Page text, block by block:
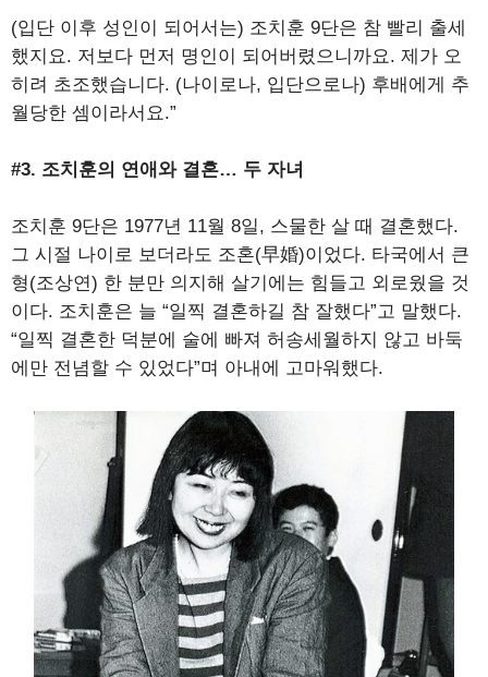
(입단 이후 성인이 되어서는) 조치훈 9단은 참 빨리 출세
했지요. 저보다 먼저 명인이 되어버렸으니까요. 제가 오
히려 초조했습니다. (나이로나, 입단으로나) 후배에게 추
월당한 셈이라서요.”
#3. 조치훈의 연애와 결혼… 두 자녀
조치훈 9단은 1977년 11월 8일, 스물한 살 때 결혼했다.
그 시절 나이로 보더라도 조혼(早婚)이었다. 타국에서 큰
형(조상연) 한 분만 의지해 살기에는 힘들고 외로웠을 것
이다. 조치훈은 늘 “일찍 결혼하길 참 잘했다”고 말했다.
“일찍 결혼한 덕분에 술에 빠져 허송세월하지 않고 바둑
에만 전념할 수 있었다”며 아내에 고마워했다.